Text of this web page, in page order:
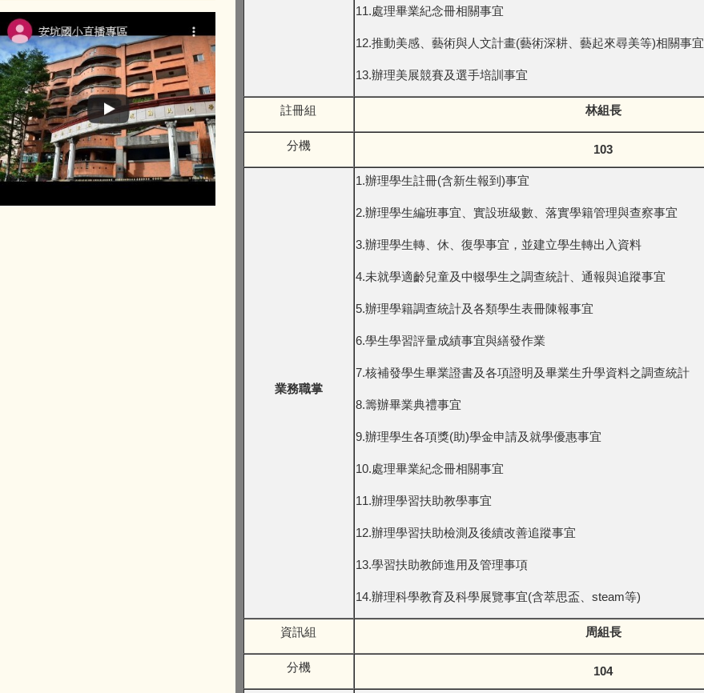
11.處理畢業紀念冊相關事宜
12.推動美感、藝術與人文計畫(藝術深耕、藝起來尋美等)相關事宜
13.辦理美展競賽及選手培訓事宜
註冊組 林組長
分機 103
業務職掌
1.辦理學生註冊(含新生報到)事宜
2.辦理學生編班事宜、實設班級數、落實學籍管理與查察事宜
3.辦理學生轉、休、復學事宜，並建立學生轉出入資料
4.未就學適齡兒童及中輟學生之調查統計、通報與追蹤事宜
5.辦理學籍調查統計及各類學生表冊陳報事宜
6.學生學習評量成績事宜與繕發作業
7.核補發學生畢業證書及各項證明及畢業生升學資料之調查統計
8.籌辦畢業典禮事宜
9.辦理學生各項獎(助)學金申請及就學優惠事宜
10.處理畢業紀念冊相關事宜
11.辦理學習扶助教學事宜
12.辦理學習扶助檢測及後續改善追蹤事宜
13.學習扶助教師進用及管理事項
14.辦理科學教育及科學展覽事宜(含萃思盃、steam等)
資訊組 周組長
分機 104